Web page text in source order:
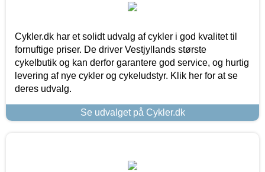
Cykler.dk har et solidt udvalg af cykler i god kvalitet til
fornuftige priser. De driver Vestjyllands største
cykelbutik og kan derfor garantere god service, og hurtig
levering af nye cykler og cykeludstyr. Klik her for at se
deres udvalg.
Se udvalget på Cykler.dk